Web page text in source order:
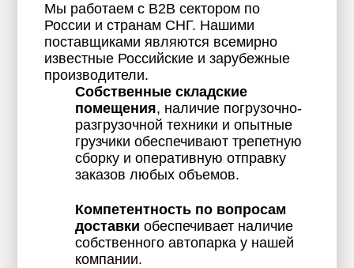
Мы работаем с B2B сектором по
России и странам СНГ. Нашими
поставщиками являются всемирно
известные Российские и зарубежные
производители.
Собственные складские
помещения, наличие погрузочно-
разгрузочной техники и опытные
грузчики обеспечивают трепетную
сборку и оперативную отправку
заказов любых объемов.
Компетентность по вопросам
доставки обеспечивает наличие
собственного автопарка у нашей
компании.